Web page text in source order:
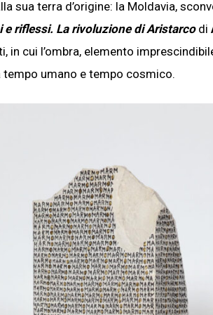
sua terra d’origine: la Moldavia,
e riflessi. La rivoluzione di Aristarcodi
in cui l’ombra, elemento
umano e tempo cosmico.